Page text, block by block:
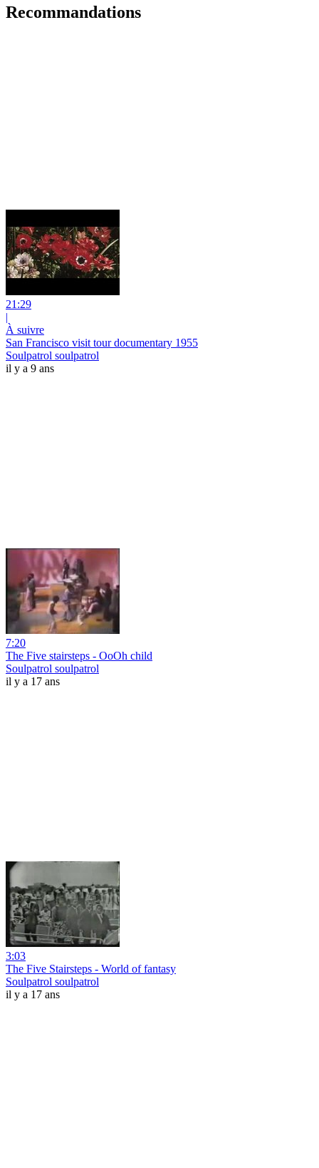
Recommandations
21:29
|
À suivre
San Francisco visit tour documentary 1955
Soulpatrol soulpatrol
il y a 9 ans
7:20
The Five stairsteps - OoOh child
Soulpatrol soulpatrol
il y a 17 ans
3:03
The Five Stairsteps - World of fantasy
Soulpatrol soulpatrol
il y a 17 ans